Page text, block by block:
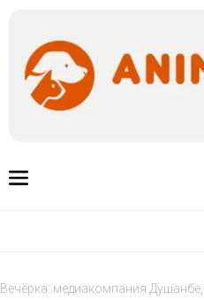
Вечёрка: медиакомпания